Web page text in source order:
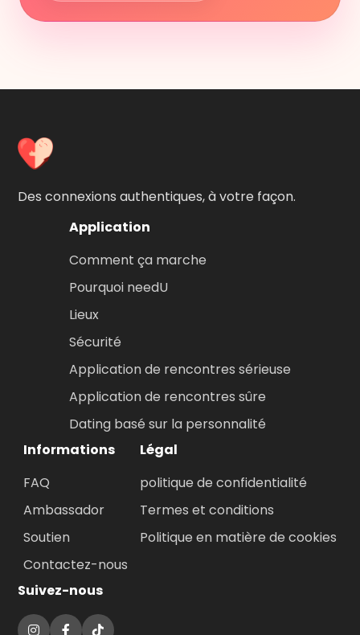
Des connexions authentiques, à votre façon.
Application
Comment ça marche
Pourquoi needU
Lieux
Sécurité
Application de rencontres sérieuse
Application de rencontres sûre
Dating basé sur la personnalité
Informations
FAQ
Ambassador
Soutien
Contactez-nous
Légal
politique de confidentialité
Termes et conditions
Politique en matière de cookies
Suivez-nous